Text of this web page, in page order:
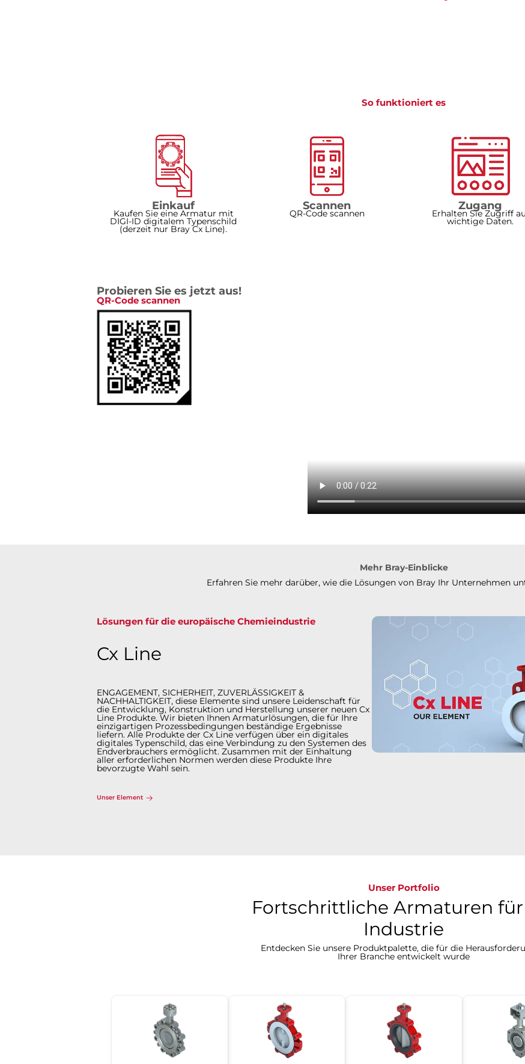
So funktioniert es
Einkauf
Kaufen Sie eine Armatur mit
DIGI-ID digitalem Typenschild
(derzeit nur Bray Cx Line).
Scannen
QR-Code scannen
Zugang
Erhalten Sie Zugriff
wichtige Daten.
Probieren Sie es jetzt aus!
QR-Code scannen
Mehr Bray-Einblicke
Erfahren Sie mehr darüber, wie die Lösungen von Bray Ihr Unternehmen
Lösungen für die europäische Chemieindustrie
Cx Line
ENGAGEMENT, SICHERHEIT, ZUVERLÄSSIGKEIT &
NACHHALTIGKEIT, diese Elemente sind unsere Leidenschaft für
die Entwicklung, Konstruktion und Herstellung unserer neuen Cx
Line Produkte. Wir bieten Ihnen Armaturlösungen, die für Ihre
einzigartigen Prozessbedingungen beständige Ergebnisse
liefern. Alle Produkte der Cx Line verfügen über ein digitales
digitales Typenschild, das eine Verbindung zu den Systemen des
Endverbrauchers ermöglicht. Zusammen mit der Einhaltung
aller erforderlichen Normen werden diese Produkte Ihre
bevorzugte Wahl sein.
Unser Element
Unser Portfolio
Fortschrittliche Armaturen
Industrie
Entdecken Sie unsere Produktpalette, die für die
Ihrer Branche entwickelt wurde​​​​​​​